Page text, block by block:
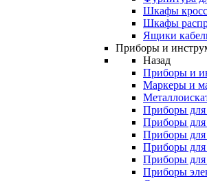
Шкафы
Шкафы
Ящики
Приборы и
Назад
Приборы и
Маркеры и
Приборы
Приборы для
Приборы для
Приборы для
Приборы
Приборы